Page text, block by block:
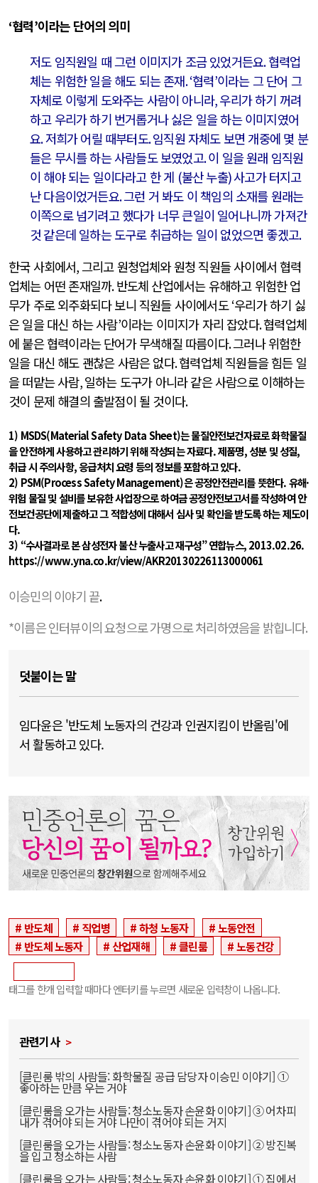
‘협력’이라는 단어의 의미
저도 임직원일 때 그런 이미지가 조금 있었거든요.협력업
체는 위험한 일을 해도 되는 존재. ‘협력’이라는 그 단어 그
자체로 이렇게 도와주는 사람이 아니라,우리가 하기 꺼려
하고 우리가 하기 번거롭거나 싫은 일을 하는 이미지였어
요.저희가 어릴 때부터도.임직원 자체도 보면 개중에 몇 분
들은 무시를 하는 사람들도 보였었고.이 일을 원래 임직원
이 해야 되는 일이다라고 한 게 (불산 누출)사고가 터지고
난 다음이었거든요.그런 거 봐도 이 책임의 소재를 원래는
이쪽으로 넘기려고 했다가 너무 큰일이 일어나니까 가져간
것 같은데 일하는 도구로 취급하는 일이 없었으면 좋겠고.
한국 사회에서,그리고 원청업체와 원청 직원들 사이에서 협력
업체는 어떤 존재일까.반도체 산업에서는 유해하고 위험한 업
무가 주로 외주화되다 보니 직원들 사이에서도‘우리가 하기 싫
은 일을 대신 하는 사람’이라는 이미지가 자리 잡았다.협력업체
에 붙은 협력이라는 단어가 무색해질 따름이다.그러나 위험한
일을 대신 해도 괜찮은 사람은 없다.협력업체 직원들을 힘든 일
을 떠맡는 사람,일하는 도구가 아니라 같은 사람으로 이해하는
것이 문제 해결의 출발점이 될 것이다.
1) MSDS(Material Safety Data Sheet)는 물질안전보건자료로 화학물질
을 안전하게 사용하고 관리하기 위해 작성되는 자료다. 제품명, 성분 및 성질,
취급 시 주의사항, 응급처치 요령 등의 정보를 포함하고 있다.
2) PSM(Process Safety Management)은 공정안전관리를 뜻한다. 유해·
위험 물질 및 설비를 보유한 사업장으로 하여금 공정안전보고서를 작성하여 안
전보건공단에 제출하고 그 적합성에 대해서 심사 및 확인을 받도록 하는 제도이
다.
3) “수사결과로 본 삼성전자 불산 누출사고 재구성” 연합뉴스, 2013.02.26.
https://www.yna.co.kr/view/AKR20130226113000061
이승민의 이야기 끝.
*이름은 인터뷰이의 요청으로 가명으로 처리하였음을 밝힙니다.
덧붙이는 말
임다윤은 '반도체 노동자의 건강과 인권지킴이 반올림'에
서 활동하고 있다.
반도체 직업병 하청 노동자
노동안전
반도체 노동자
산업재해 클린룸 노동건강
태그를 한개 입력할 때마다 엔터키를 누르면 새로운 입력창이 나옵니다.
관련기사
[클린룸 밖의 사람들: 화학물질 공급 담당자 이승민 이야기] ①
좋아하는 만큼 우는 거야
[클린룸을 오가는 사람들: 청소노동자 손윤화 이야기] ③ 어차피
내가 겪어야 되는 거야 나만이 겪어야 되는 거지
[클린룸을 오가는 사람들: 청소노동자 손윤화 이야기] ② 방진복
을 입고 청소하는 사람
[클린룸을 오가는 사람들: 청소노동자 손윤화 이야기] ① 집에서